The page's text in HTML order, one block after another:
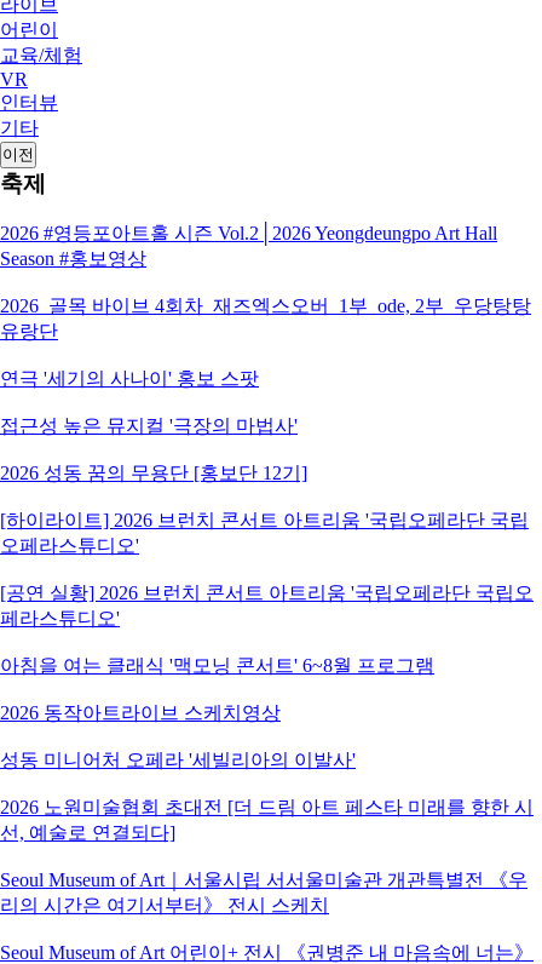
라이브
어린이
교육/체험
VR
인터뷰
기타
이전
축제
2026 #영등포아트홀 시즌 Vol.2│2026 Yeongdeungpo Art Hall
Season #홍보영상
2026_골목 바이브 4회차_재즈엑스오버_1부_ode, 2부_우당탕탕
유랑단
연극 '세기의 사나이' 홍보 스팟
접근성 높은 뮤지컬 '극장의 마법사'
2026 성동 꿈의 무용단 [홍보단 12기]
[하이라이트] 2026 브런치 콘서트 아트리움 '국립오페라단 국립
오페라스튜디오'
[공연 실황] 2026 브런치 콘서트 아트리움 '국립오페라단 국립오
페라스튜디오'
아침을 여는 클래식 '맥모닝 콘서트' 6~8월 프로그램
2026 동작아트라이브 스케치영상
성동 미니어처 오페라 '세빌리아의 이발사'
2026 노원미술협회 초대전 [더 드림 아트 페스타 미래를 향한 시
선, 예술로 연결되다]
Seoul Museum of Art｜서울시립 서서울미술관 개관특별전 《우
리의 시간은 여기서부터》 전시 스케치
Seoul Museum of Art 어린이+ 전시 《권병준 내 마음속에 너는》